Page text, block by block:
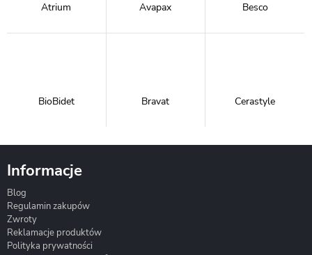
Atrium Avapax Besco
BioBidet Bravat Cerastyle
Informacje
Blog
Regulamin zakupów
Zwroty
Reklamacje produktów
Polityka prywatności